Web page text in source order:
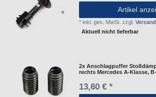
Artikel
*inkl. ges. MwSt. zzgl.
Aktuell nicht lieferbar
2x Anschlagpuffer
rechts Mercedes A-Klasse,
13,60 € *